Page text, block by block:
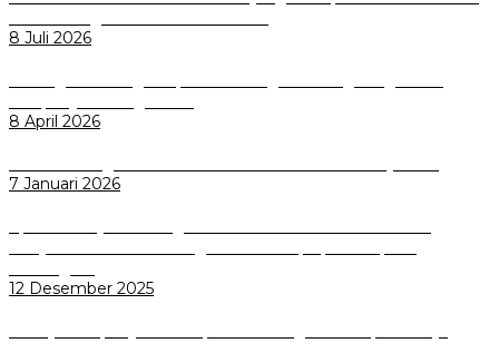
8 Juli 2026
8 April 2026
7 Januari 2026
12 Desember 2025